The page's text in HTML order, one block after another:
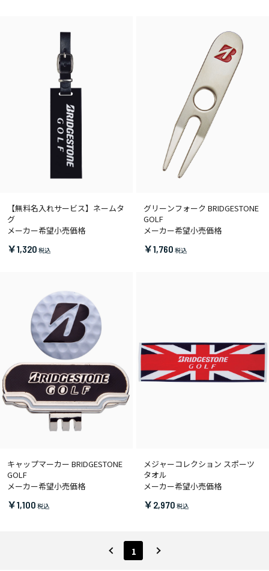
【無料名入れサービス】ネームタ
グ
メーカー希望小売価格
￥1,320
グリーンフォーク BRIDGESTONE
GOLF
メーカー希望小売価格
￥1,760
キャップマーカー BRIDGESTONE
GOLF
メーカー希望小売価格
￥1,100
メジャーコレクション スポーツ
タオル
メーカー希望小売価格
￥2,970
1